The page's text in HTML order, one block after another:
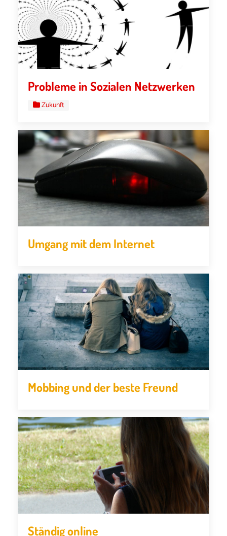
Probleme in Sozialen Netzwerken
Zukunft
Umgang mit dem Internet
Mobbing und der beste Freund
Ständig online